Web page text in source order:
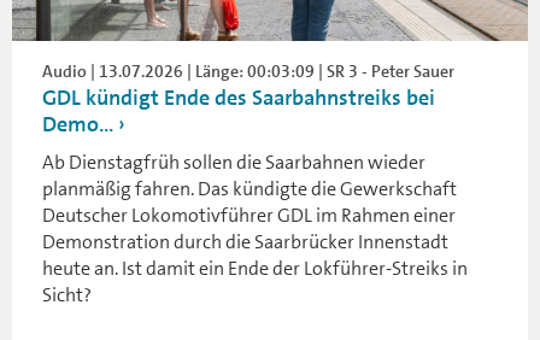
Audio | 13.07.2026 | Länge: 00:03:09 | SR 3 - Peter Sauer
GDL kündigt Ende des Saarbahnstreiks bei
Demo...
Ab Dienstagfrüh sollen die Saarbahnen wieder
planmäßig fahren. Das kündigte die Gewerkschaft
Deutscher Lokomotivführer GDL im Rahmen einer
Demonstration durch die Saarbrücker Innenstadt
heute an. Ist damit ein Ende der Lokführer-Streiks in
Sicht?